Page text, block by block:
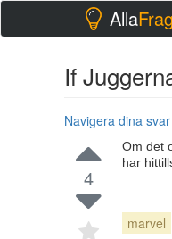
Alla
If
Navigera dina svar
4
Om det
har
marvel